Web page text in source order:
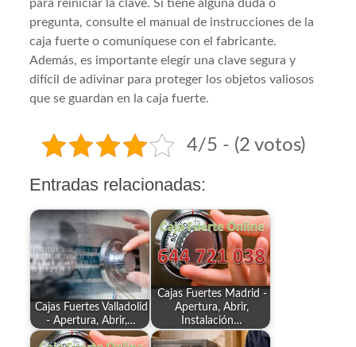
para reiniciar la clave. Si tiene alguna duda o
pregunta, consulte el manual de instrucciones de la
caja fuerte o comuníquese con el fabricante.
Además, es importante elegir una clave segura y
difícil de adivinar para proteger los objetos valiosos
que se guardan en la caja fuerte.
4/5 - (2 votos)
Entradas relacionadas:
Cajas Fuertes Valladolid
- Apertura, Abrir,…
Cajas Fuertes Madrid -
Apertura, Abrir,
Instalación…